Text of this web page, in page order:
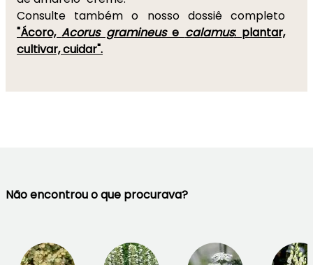
Consulte também o nosso dossiê completo
"Ácoro,Acorus gramineuse calamus: plantar,
cultivar, cuidar".
Não encontrou o que procurava?